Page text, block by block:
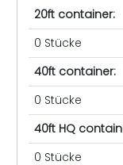
20ft container:
0 Stücke
40ft container:
0 Stücke
40ft HQ
0 Stücke